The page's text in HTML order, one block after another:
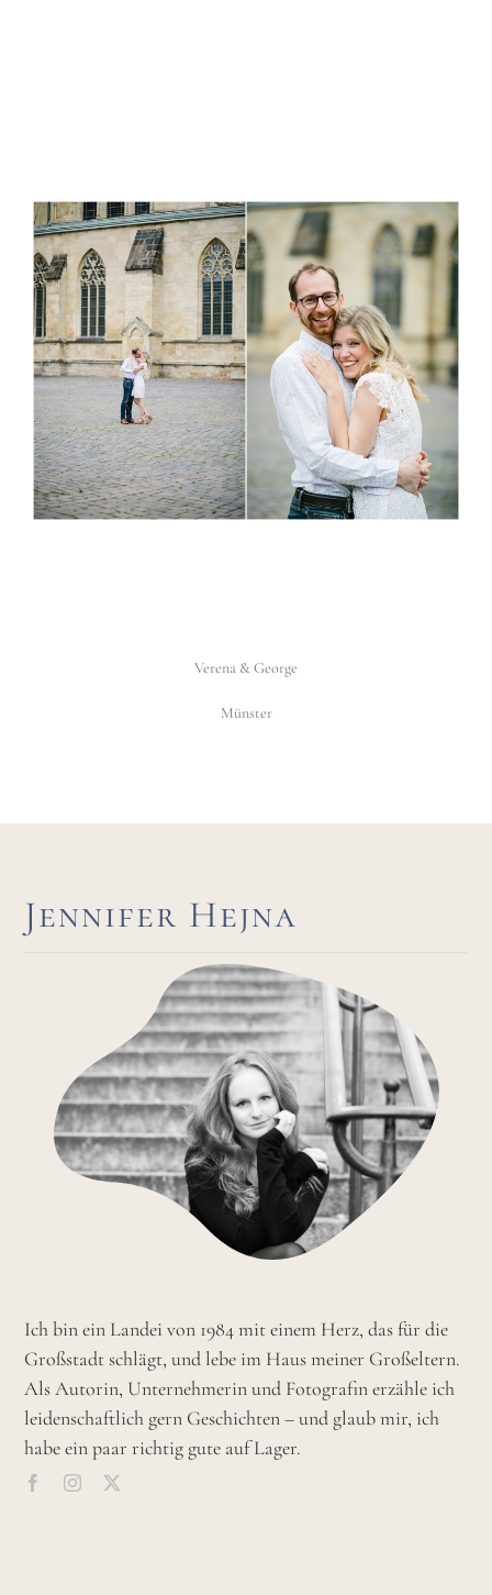
Verena & George
Münster
Jennifer Hejna
Ich bin ein Landei von 1984 mit einem Herz, das für die
Großstadt schlägt, und lebe im Haus meiner Großeltern.
Als Autorin, Unternehmerin und Fotografin erzähle ich
leidenschaftlich gern Geschichten – und glaub mir, ich
habe ein paar richtig gute auf Lager.